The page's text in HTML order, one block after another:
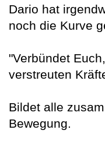
Dario hat
noch die Kurve
"Verbündet
verstreuten
Bildet alle
Bewegung.